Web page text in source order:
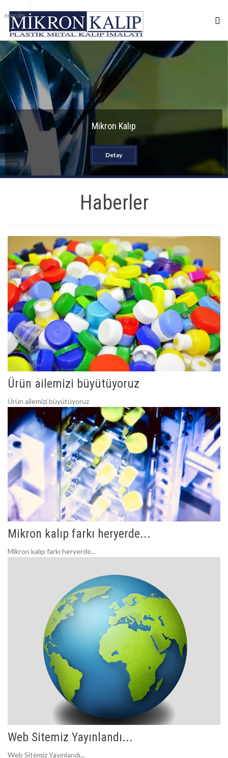
reorder
Mikron Kalıp
Detay
Haberler
Ürün ailemizi büyütüyoruz
Ürün ailemizi büyütüyoruz
Mikron kalıp farkı heryerde...
Mikron kalıp farkı heryerde...
Web Sitemiz Yayınlandı...
Web Sitemiz Yayınlandı...